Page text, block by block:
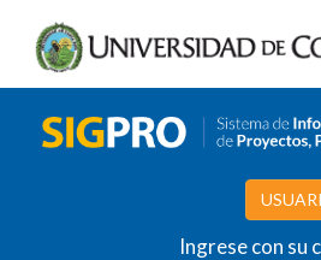
Ingrese con su